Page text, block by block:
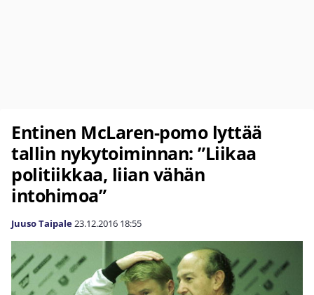
Entinen McLaren-pomo lyttää
tallin nykytoiminnan: ”Liikaa
politiikkaa, liian vähän
intohimoa”
Juuso Taipale23.12.2016 18:55